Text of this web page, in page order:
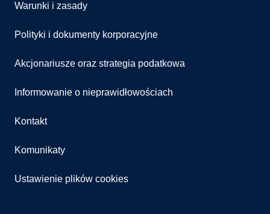
Warunki i zasady
Polityki i dokumenty korporacyjne
Akcjonariusze oraz strategia podatkowa
Informowanie o nieprawidłowościach
Kontakt
Komunikaty
Ustawienie plików cookies